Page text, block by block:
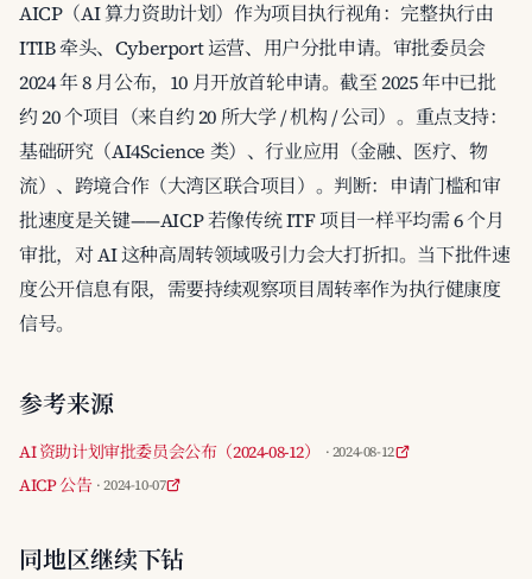
AICP（AI 算力资助计划）作为项目执行视角：完整执行由
ITIB 牵头、Cyberport 运营、用户分批申请。审批委员会
2024 年 8 月公布，10 月开放首轮申请。截至 2025 年中已批
约 20 个项目（来自约 20 所大学 / 机构 / 公司）。重点支持：
基础研究（AI4Science 类）、行业应用（金融、医疗、物
流）、跨境合作（大湾区联合项目）。判断：申请门槛和审
批速度是关键——AICP 若像传统 ITF 项目一样平均需 6 个月
审批，对 AI 这种高周转领域吸引力会大打折扣。当下批件速
度公开信息有限，需要持续观察项目周转率作为执行健康度
信号。
参考来源
AI 资助计划审批委员会公布（2024-08-12） · 2024-08-12
AICP 公告 · 2024-10-07
同地区继续下钻